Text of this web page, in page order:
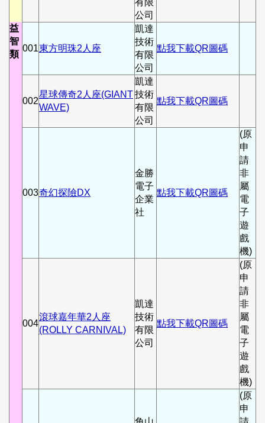
公司
益
智
類
001東方明珠2人座
凱達
技術
有限
公司
點我下載QR圖碼
002
星球傳奇2人座(GIANT
WAVE)
凱達
技術
有限
公司
點我下載QR圖碼
003奇幻探險DX
金勝
電子
企業
社
點我下載QR圖碼
(原
申
請
非
屬
電
子
遊
戲
機)
004
滾球嘉年華2人座
(ROLLY CARNIVAL)
凱達
技術
有限
公司
點我下載QR圖碼
(原
申
請
非
屬
電
子
遊
戲
機)
(原
申